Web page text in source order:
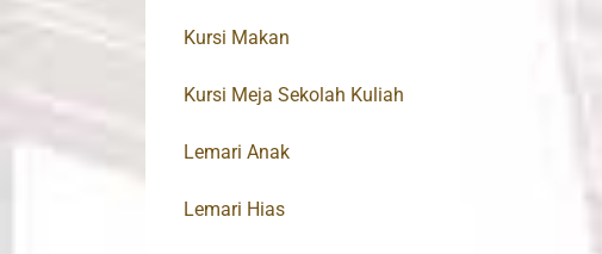
Kursi Makan
Kursi Meja Sekolah Kuliah
Lemari Anak
Lemari Hias